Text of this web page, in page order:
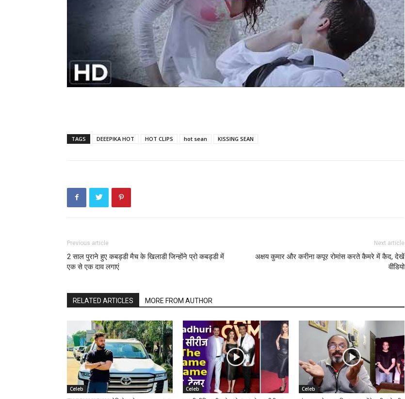
TAGS DEEEPIKA HOT HOT CLIPS hot sean KISSING SEAN
Previous article
2 साल पुराने हुए कबड्डी मैच के खिलाडी जिन्होंने प्रो कबड्डी में
एक से एक दाव लगाएं
Next article
अक्षय कुमार और करीना कपूर रोमांस करते कैमरे में कैद, देखें
वीडियो
RELATED ARTICLES MORE FROM AUTHOR
Celeb Celeb Celeb